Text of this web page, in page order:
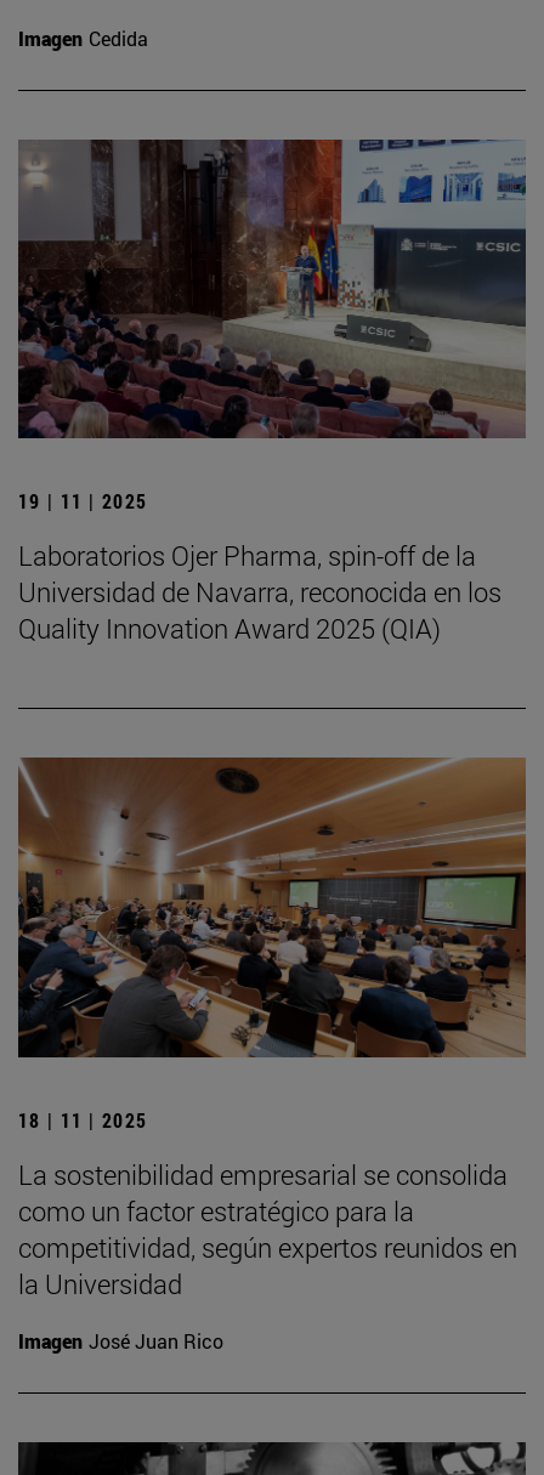
Imagen Cedida
19 | 11 | 2025
Laboratorios Ojer Pharma, spin-off de la
Universidad de Navarra, reconocida en los
Quality Innovation Award 2025 (QIA)
18 | 11 | 2025
La sostenibilidad empresarial se consolida
como un factor estratégico para la
competitividad, según expertos reunidos en
la Universidad
Imagen José Juan Rico